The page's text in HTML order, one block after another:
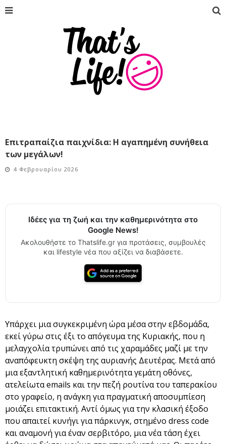
Επιτραπαίζια παιχνίδια: Η αγαπημένη συνήθεια
των μεγάλων!
4 Φεβρουαρίου 2026
Ιδέες για τη ζωή και την καθημερινότητα στο
Google News!
Ακολουθήστε το Thatslife.gr για προτάσεις, συμβουλές
και lifestyle νέα που αξίζει να διαβάσετε.
Υπάρχει μια συγκεκριμένη ώρα μέσα στην εβδομάδα,
εκεί γύρω στις έξι το απόγευμα της Κυριακής, που η
μελαγχολία τρυπώνει από τις χαραμάδες μαζί με την
αναπόφευκτη σκέψη της αυριανής Δευτέρας. Μετά από
μια εξαντλητική καθημερινότητα γεμάτη οθόνες,
ατελείωτα emails και την πεζή ρουτίνα του ταπερακίου
στο γραφείο, η ανάγκη για πραγματική αποσυμπίεση
μοιάζει επιτακτική. Αντί όμως για την κλασική έξοδο
που απαιτεί κυνήγι για πάρκινγκ, στημένο dress code
και αναμονή για έναν σερβιτόρο, μια νέα τάση έχει